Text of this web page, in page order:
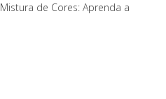
Mistura de Cores: Aprenda a